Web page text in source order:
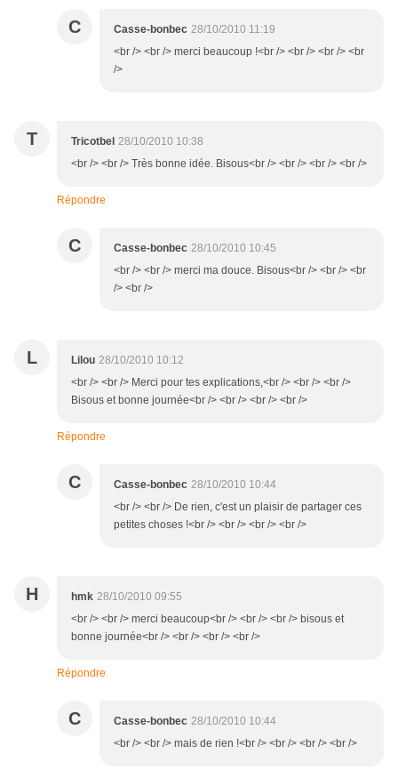
C Casse-bonbec 28/10/2010 11:19
<br /> <br /> merci beaucoup !<br /> <br /> <br /> <br
/>
T Tricotbel 28/10/2010 10:38
<br /> <br /> Très bonne idée. Bisous<br /> <br /> <br /> <br />
Répondre
C Casse-bonbec 28/10/2010 10:45
<br /> <br /> merci ma douce. Bisous<br /> <br /> <br
/> <br />
L Lilou 28/10/2010 10:12
<br /> <br /> Merci pour tes explications,<br /> <br /> <br />
Bisous et bonne journée<br /> <br /> <br /> <br />
Répondre
C Casse-bonbec 28/10/2010 10:44
<br /> <br /> De rien, c'est un plaisir de partager ces
petites choses !<br /> <br /> <br /> <br />
H hmk 28/10/2010 09:55
<br /> <br /> merci beaucoup<br /> <br /> <br /> bisous et
bonne journée<br /> <br /> <br /> <br />
Répondre
C Casse-bonbec 28/10/2010 10:44
<br /> <br /> mais de rien !<br /> <br /> <br /> <br />